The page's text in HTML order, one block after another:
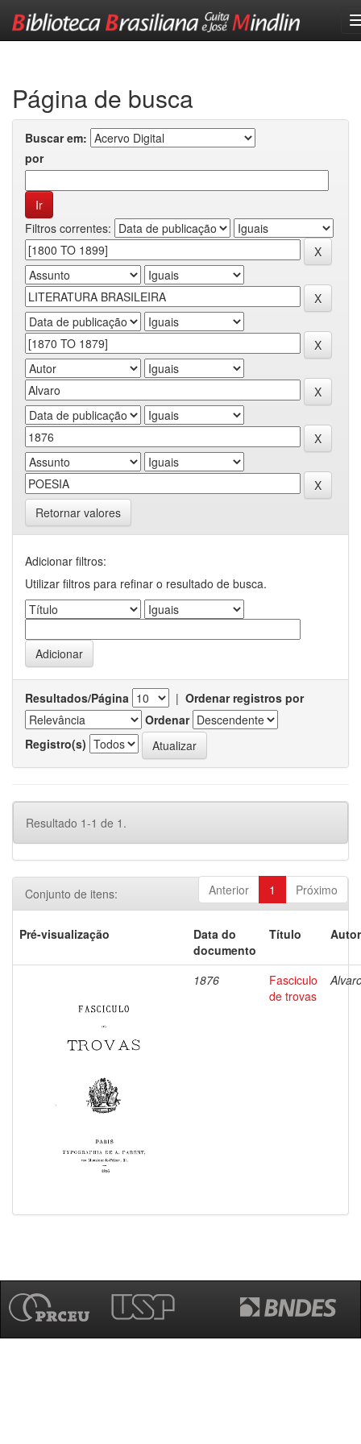
Página de busca
Buscar em:
por
Filtros correntes:
Retornar valores
Adicionar filtros:
Utilizar filtros para refinar o resultado de busca.
Resultados/Página | Ordenar registros por
Ordenar
Registro(s)
Resultado 1-1 de 1.
Anterior 1 Próximo
Conjunto de itens:
Pré-visualização
Data do
documento
Título
1876
Fasciculo
de trovas